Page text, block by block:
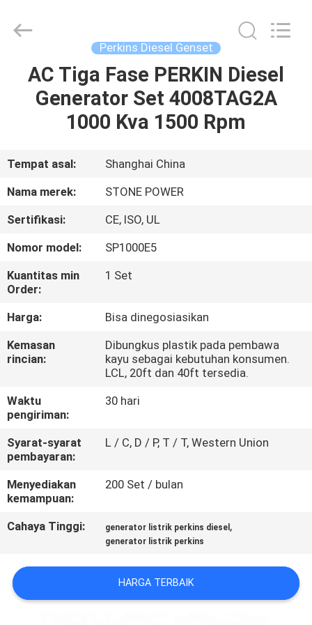
RUMAH
PRODUK
TENTANG
KAMI
TUR
PABRIK
KONTROL
KUALITAS
HUBUNGI
KAMI
PERMINTAAN
PENAWARAN
SITEMAP
POLICY
POWER
CO.,LTD.
Perkins Diesel Genset
AC Tiga Fase PERKIN Diesel
Generator Set 4008TAG2A
1000 Kva 1500 Rpm
Tempat asal:
Shanghai China
Nama merek:
STONE POWER
Sertifikasi:
CE, ISO, UL
Nomor model:
SP1000E5
Kuantitas min
Order:
1 Set
Harga:
Bisa dinegosiasikan
Kemasan
rincian:
Dibungkus plastik pada pembawa
kayu sebagai kebutuhan konsumen.
LCL, 20ft dan 40ft tersedia.
Waktu
pengiriman:
30 hari
Syarat-syarat
pembayaran:
L / C, D / P, T / T, Western Union
Menyediakan
kemampuan:
200 Set / bulan
Cahaya Tinggi: generator listrik perkins diesel ,
generator listrik perkins
HARGA TERBAIK